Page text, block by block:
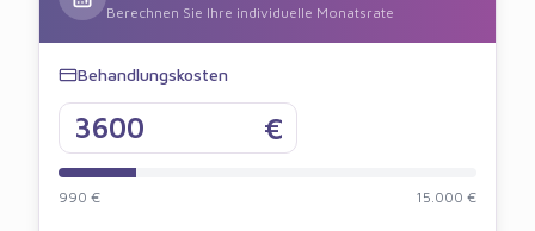
Berechnen Sie Ihre individuelle Monatsrate
Behandlungskosten
€
990 € 15.000 €